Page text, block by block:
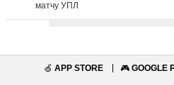
матчу УПЛ
🍏 APP STORE 🎮 GOOGLE